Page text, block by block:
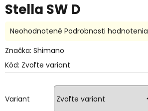
Stella SW D
Kód: Zvoľte variant
Variant
Priemerné
produktu
0,0
hviezdičiek.
Neohodnotené Podrobnosti hodnotenia
Značka: Shimano